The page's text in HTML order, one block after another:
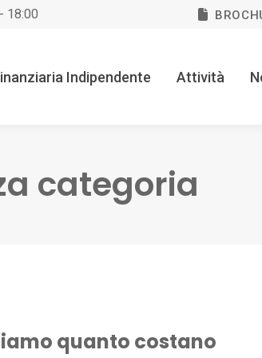
18:00
Indipendente Attività
categoria
quanto costano